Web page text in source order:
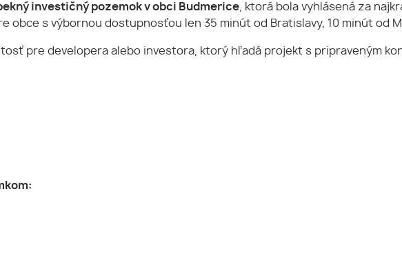
investičný pozemok v obci Budmerice , ktorá bola vyhlásená za
obce s výbornou dostupnosťou len 35 minút od Bratislavy, 10 minút od
pre developera alebo investora, ktorý hľadá projekt s pripraveným